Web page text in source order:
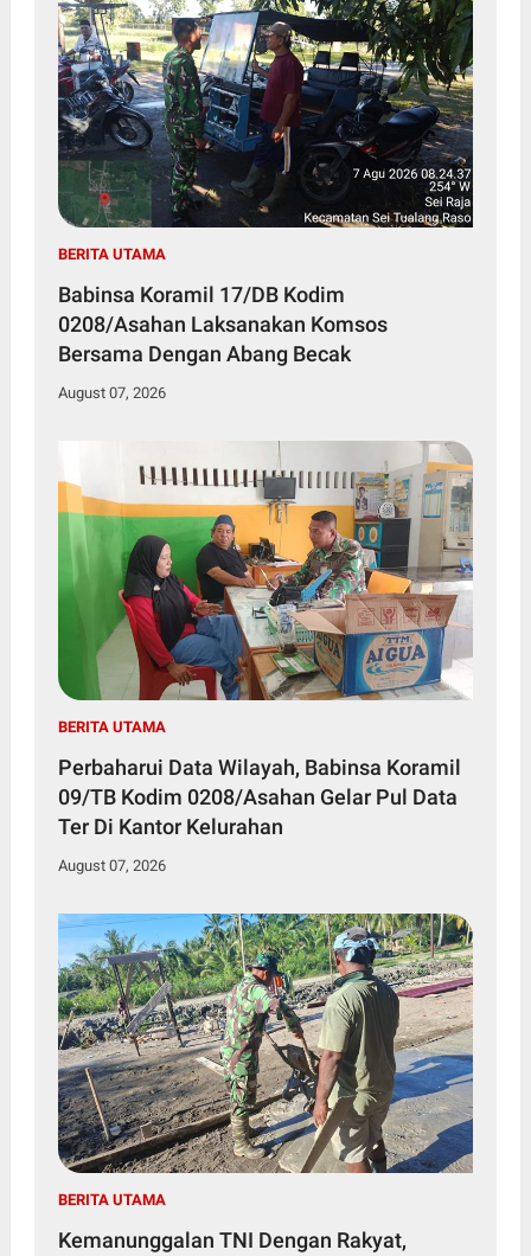
BERITA UTAMA
Babinsa Koramil 17/DB Kodim
0208/Asahan Laksanakan Komsos
Bersama Dengan Abang Becak
August 07, 2026
BERITA UTAMA
Perbaharui Data Wilayah, Babinsa Koramil
09/TB Kodim 0208/Asahan Gelar Pul Data
Ter Di Kantor Kelurahan
August 07, 2026
BERITA UTAMA
Kemanunggalan TNI Dengan Rakyat,